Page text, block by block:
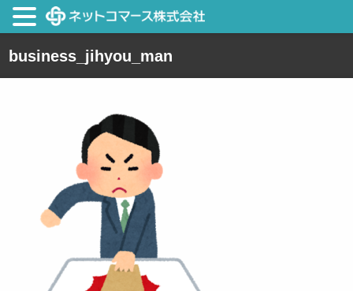
business_jihyou_man